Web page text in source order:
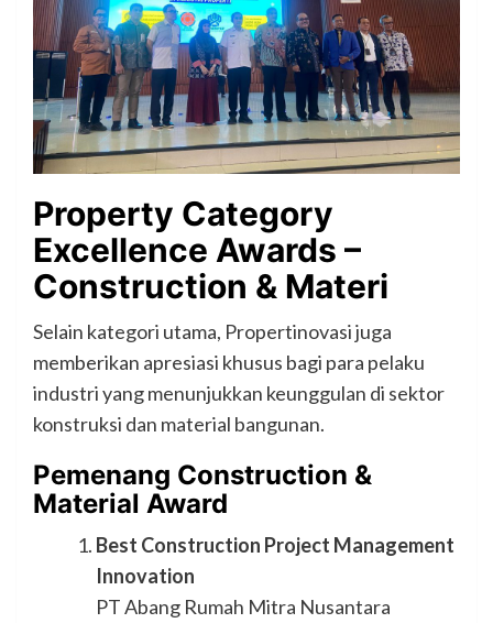
Property Category
Excellence Awards –
Construction & Materi
Selain kategori utama, Propertinovasi juga
memberikan apresiasi khusus bagi para pelaku
industri yang menunjukkan keunggulan di sektor
konstruksi dan material bangunan.
Pemenang Construction &
Material Award
Best Construction Project Management
Innovation
PT Abang Rumah Mitra Nusantara